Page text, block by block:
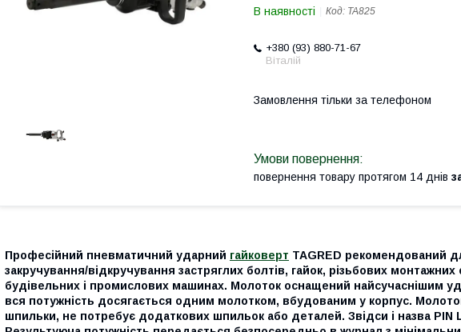
В наявності Код: TA825
+380 (93) 880-71-67
Віталій
Замовлення тільки за телефоном
повернення товару протягом 14 днів
Професійний пневматичний ударний гайковерт TAGRED рекомендований
закручування/відкручування застряглих болтів, гайок, різьбових монтажних
будівельних і промислових машинах. Молоток оснащений найсучаснішим
вся потужність досягається одним молотком, вбудованим у корпус.
шпильки, не потребує додаткових шпильок або деталей. Звідси і назва PIN